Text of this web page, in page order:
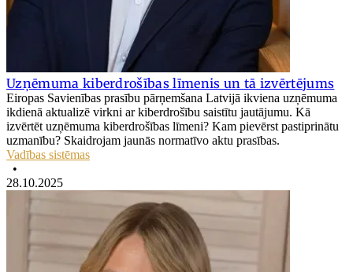
Uzņēmuma kiberdrošības līmenis un tā izvērtējums
Eiropas Savienības prasību pārņemšana Latvijā ikviena uzņēmuma
ikdienā aktualizē virkni ar kiberdrošību saistītu jautājumu. Kā
izvērtēt uzņēmuma kiberdrošības līmeni? Kam pievērst pastiprinātu
uzmanību? Skaidrojam jaunās normatīvo aktu prasības.
Vadības sistēmas
•
28.10.2025